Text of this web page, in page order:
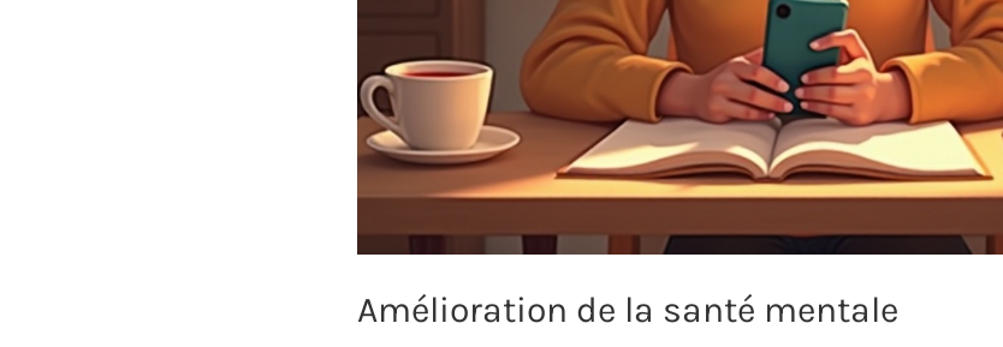
Amélioration de la santé mentale